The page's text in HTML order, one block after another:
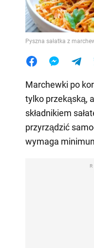
Pyszna sałatka z
Marchewki po
tylko przekąską,
składnikiem
przyrządzić
wymaga